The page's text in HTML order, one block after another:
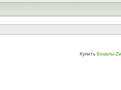
Купить Бокалы